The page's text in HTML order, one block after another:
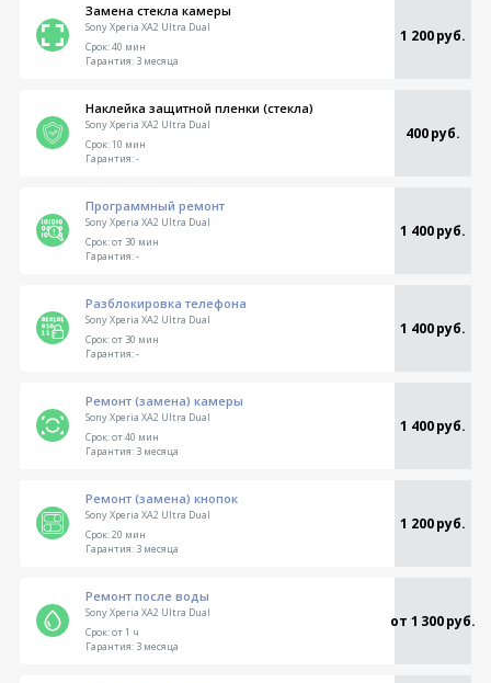
Замена стекла камеры
Sony Xperia XA2 Ultra Dual 1 200 руб.
Срок:40 мин
Гарантия:3 месяца
Наклейка защитной пленки (стекла)
Sony Xperia XA2 Ultra Dual 400 руб.
Срок:10 мин
Гарантия:-
Программный ремонт
Sony Xperia XA2 Ultra Dual 1 400 руб.
Срок:от 30 мин
Гарантия:-
Разблокировка телефона
Sony Xperia XA2 Ultra Dual 1 400 руб.
Срок:от 30 мин
Гарантия:-
Ремонт (замена) камеры
Sony Xperia XA2 Ultra Dual 1 400 руб.
Срок:от 40 мин
Гарантия:3 месяца
Ремонт (замена) кнопок
Sony Xperia XA2 Ultra Dual 1 200 руб.
Срок:20 мин
Гарантия:3 месяца
Ремонт после воды
Sony Xperia XA2 Ultra Dual от 1 300 руб.
Срок:от 1 ч
Гарантия:3 месяца